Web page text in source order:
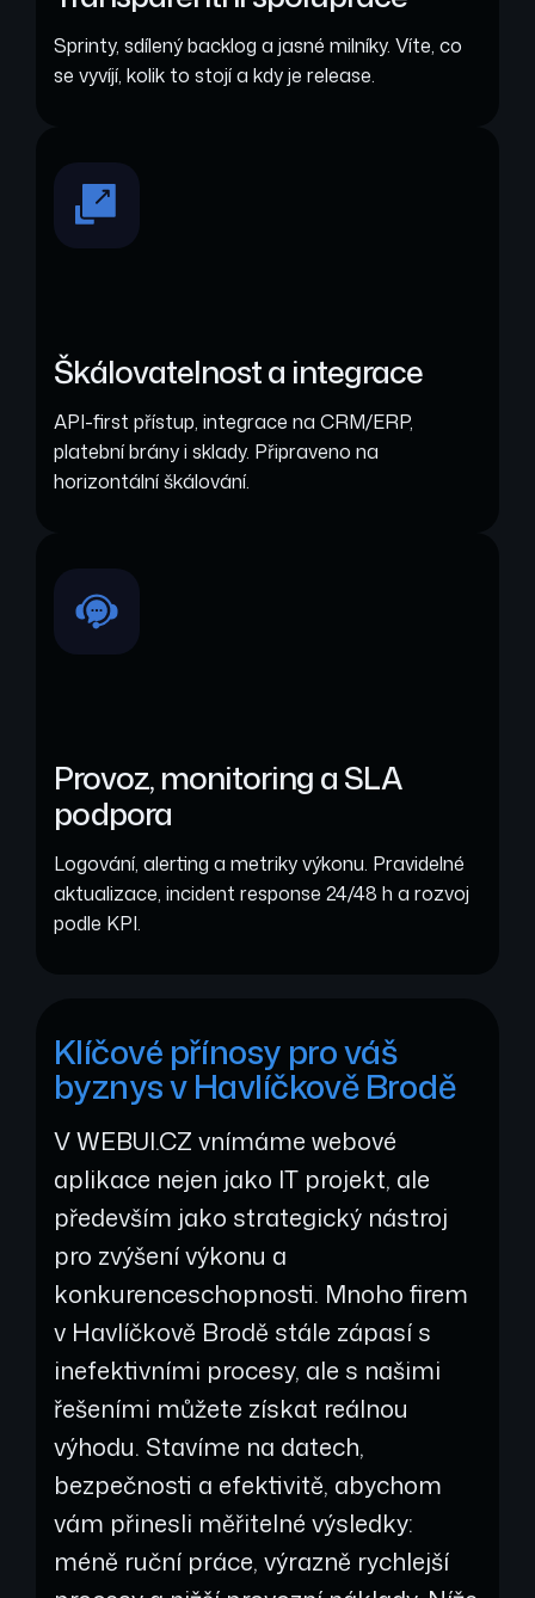
Sprinty, sdílený backlog a jasné milníky. Víte, co
se vyvíjí, kolik to stojí a kdy je release.
Škálovatelnost a integrace
API-first přístup, integrace na CRM/ERP,
platební brány i sklady. Připraveno na
horizontální škálování.
Provoz, monitoring a SLA
podpora
Logování, alerting a metriky výkonu. Pravidelné
aktualizace, incident response 24/48 h a rozvoj
podle KPI.
Klíčové přínosy pro váš
byznys v Havlíčkově Brodě
V WEBUI.CZ vnímáme webové
aplikace nejen jako IT projekt, ale
především jako strategický nástroj
pro zvýšení výkonu a
konkurenceschopnosti. Mnoho firem
v Havlíčkově Brodě stále zápasí s
inefektivními procesy, ale s našimi
řešeními můžete získat reálnou
výhodu. Stavíme na datech,
bezpečnosti a efektivitě, abychom
vám přinesli měřitelné výsledky:
méně ruční práce, výrazně rychlejší